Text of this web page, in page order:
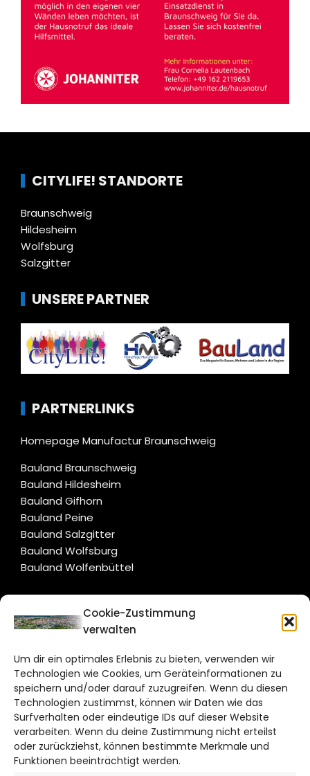
Cookie-Zustimmung
verwalten
Um dir ein optimales Erlebnis zu bieten, verwenden wir
Technologien wie Cookies, um Geräteinformationen zu
speichern und/oder darauf zuzugreifen. Wenn du diesen
Technologien zustimmst, können wir Daten wie das
Surfverhalten oder eindeutige IDs auf dieser Website
verarbeiten. Wenn du deine Zustimmung nicht erteilst
oder zurückziehst, können bestimmte Merkmale und
Funktionen beeinträchtigt werden.
CITYLIFE! STANDORTE
Braunschweig
Hildesheim
Wolfsburg
Salzgitter
UNSERE PARTNER
PARTNERLINKS
Homepage Manufactur Braunschweig
Bauland Braunschweig
Bauland Hildesheim
Bauland Gifhorn
Bauland Peine
Bauland Salzgitter
Bauland Wolfsburg
Bauland Wolfenbüttel
CITYLIFE!
Bruchtorwall 12
38100 Braunschweig
Telefon: 0531 387220 – 65
DAS STADTMAGAZIN FÜR
BRAUNSCHWEIG